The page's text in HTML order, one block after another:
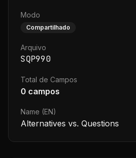
Modo
Compartilhado
Arquivo
SQP990
Total de Campos
0 campos
Name (EN)
Alternatives vs. Questions